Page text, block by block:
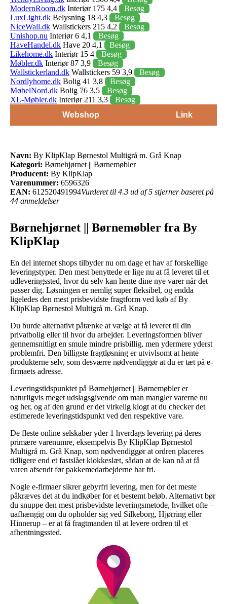
ModernRoom.dk Interiør 175 4,4
Besøg
LuxLight.dk Belysning 18 4,3
Besøg
NiceWall.dk Wallstickers 215 4,2
Besøg
Unishop.nu Interiør 6 4,1
Besøg
HaveHandel.dk Have 20 4,1
Besøg
Likehome.dk Interiør 15 4
Besøg
Møbler.dk Interiør 87 3,9
Besøg
Wallstickerland.dk Wallstickers 59 3,9
Besøg
Nordlyhome.dk Bolig 41 3,8
Besøg
MøbelNord.dk Bolig 76 3,5
Besøg
XL-Møbler.dk Interiør 211 3,3
Besøg
Webshop
Link
Navn: By KlipKlap Børnestol Multigrå m. Grå Knap
Kategori: Børnehjørnet || Børnemøbler
Producent: By KlipKlap
Varenummer: 6596326
EAN: 612520491994Vurderet til 4.3 ud af 5 stjerner baseret på
44 anmeldelser
Børnehjørnet || Børnemøbler fra By
KlipKlap
En del internet shops tilbyder nu om dage et hav af forskellige
leveringstyper. Den mest benyttede er lige nu at få leveret til et
udleveringssted, hvor du selv kan hente dine nye varer når det
passer dig. Løsningen er nemlig super fleksibel, og endda
ligeledes den mest prisbevidste fragtform ved køb af By
KlipKlap Børnestol Multigrå m. Grå Knap.
Du burde alternativt påtænke at vælge at få leveret til din
privatbolig eller til hvor du arbejder. Leveringsformen bliver
gennemsnitligt en smule mindre prisbillig, men ydermere yderst
problemfri. Den billigste fragtløsning er utvivlsomt at hente
produkterne selv, som desværre nødvendiggør at du er tæt på e-
firmaets adresse.
Leveringstidspunktet på Børnehjørnet || Børnemøbler er
naturligvis meget udslagsgivende om man mangler varerne nu
og her, og af den grund er det virkelig klogt at du checker det
estimerede leveringstidspunkt ved den respektive vare.
De fleste online selskaber yder 1 hverdags levering på deres
primære varenumre, eksempelvis By KlipKlap Børnestol
Multigrå m. Grå Knap, som nødvendiggør at ordren placeres
tidligere end et fastslået klokkeslæt, sådan at de kan nå at få
varen afsendt før pakkemedarbejderne har fri.
Nogle e-firmaer sikrer gebyrfri levering, men for det meste
påkræves det at du indkøber for et bestemt beløb. Alternativt bør
du snuppe den mest prisbevidste leveringsmetode, hvilket ofte –
uafhængig om du opholder sig ved Silkeborg, Hjørring eller
Hinnerup – er at få fragtmanden til at levere ordren til et
afhentningssted.